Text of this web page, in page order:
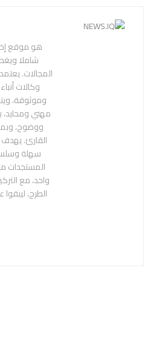
هو موقع
شاملا
المجالات.
وكالات
وموثوقة،
مهني
ووضوح،
سهلة
المستجدات
واحد، مع
الطرح،